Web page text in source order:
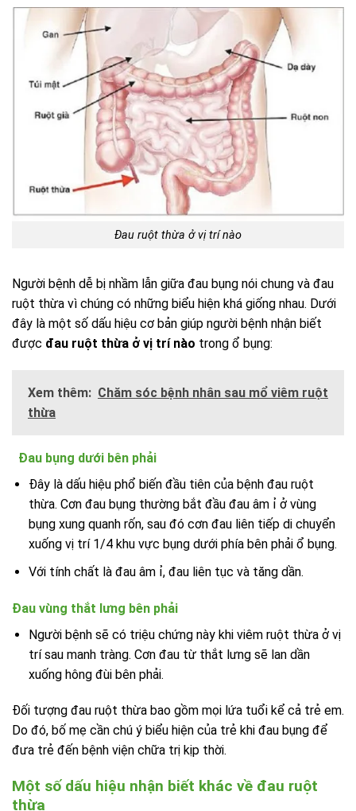
Đau ruột thừa ở vị trí nào
Người bệnh dễ bị nhầm lẫn giữa đau bụng nói chung và đau
ruột thừa vì chúng có những biểu hiện khá giống nhau. Dưới
đây là một số dấu hiệu cơ bản giúp người bệnh nhận biết
được đau ruột thừa ở vị trí nào trong ổ bụng:
Xem thêm: Chăm sóc bệnh nhân sau mổ viêm ruột
thừa
Đau bụng dưới bên phải
Đây là dấu hiệu phổ biến đầu tiên của bệnh đau ruột
thừa. Cơn đau bụng thường bắt đầu đau âm ỉ ở vùng
bụng xung quanh rốn, sau đó cơn đau liên tiếp di chuyển
xuống vị trí 1/4 khu vực bụng dưới phía bên phải ổ bụng.
Với tính chất là đau âm ỉ, đau liên tục và tăng dần.
Đau vùng thắt lưng bên phải
Người bệnh sẽ có triệu chứng này khi viêm ruột thừa ở vị
trí sau manh tràng. Cơn đau từ thắt lưng sẽ lan dần
xuống hông đùi bên phải.
Đối tượng đau ruột thừa bao gồm mọi lứa tuổi kể cả trẻ em.
Do đó, bố mẹ cần chú ý biểu hiện của trẻ khi đau bụng để
đưa trẻ đến bệnh viện chữa trị kịp thời.
Một số dấu hiệu nhận biết khác về đau ruột
thừa